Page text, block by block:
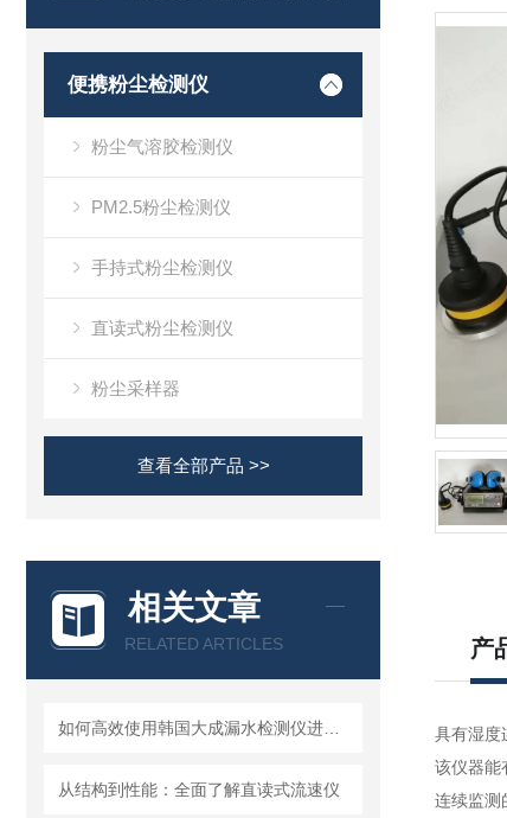
便携粉尘检测仪
粉尘气溶胶检测仪
PM2.5粉尘检测仪
手持式粉尘检测仪
直读式粉尘检测仪
粉尘采样器
查看全部产品 >>
相关文章
RELATED ARTICLES
从结构到性能：全面了解直读式流速仪
产
具有湿度
该仪器能
连续监测